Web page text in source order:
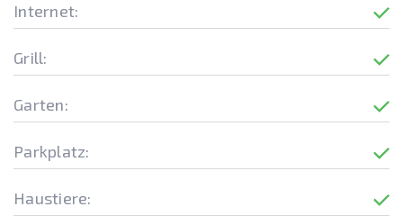
Internet:
Grill:
Garten:
Parkplatz:
Haustiere: